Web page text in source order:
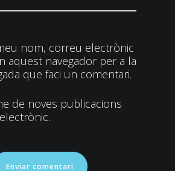
nom, correu electrònic
aquest navegador per a la
que faci un comentari.
de noves publicacions